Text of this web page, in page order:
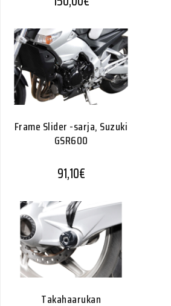
Frame Slider -sarja, Suzuki
GSR600
91,10€
Takahaarukan